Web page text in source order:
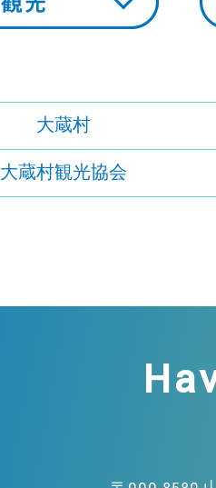
大蔵村
大蔵村観光協会